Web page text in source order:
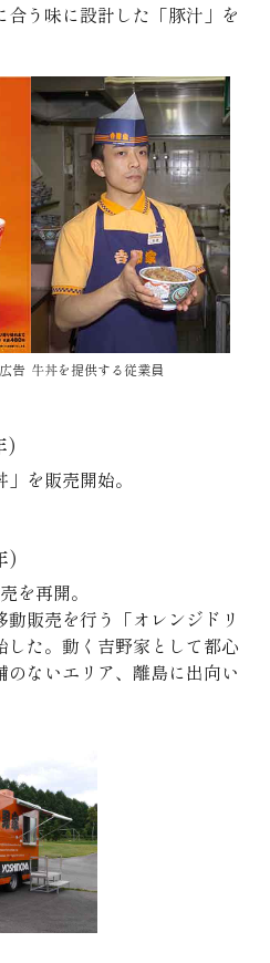
合う味に設計した「豚汁」を
告 牛丼を提供する従業員
を販売開始。
を再開。
動販売を行う「オレンジドリ
した。動く吉野家として都心
のないエリア、離島に出向い